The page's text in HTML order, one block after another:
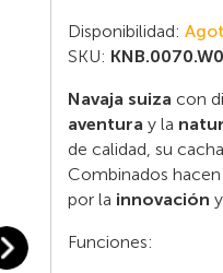
Disponibilidad:
SKU:
Navaja suiza con
aventura y la
de calidad, su
Combinados
por la innovación y
Funciones: